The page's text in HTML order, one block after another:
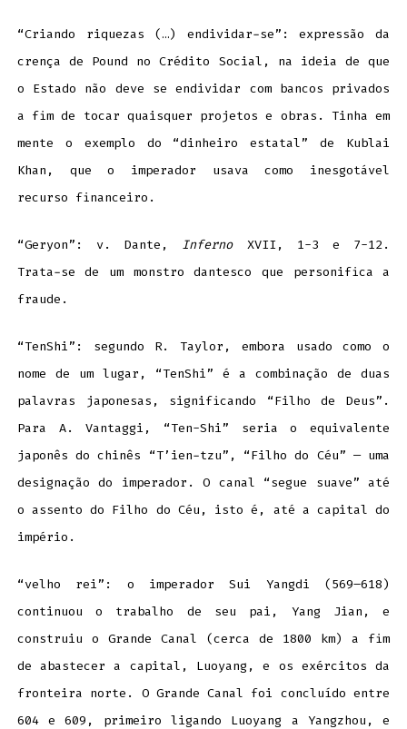
“Criando riquezas (…) endividar-se”: expressão da
crença de Pound no Crédito Social, na ideia de que
o Estado não deve se endividar com bancos privados
a fim de tocar quaisquer projetos e obras. Tinha em
mente o exemplo do “dinheiro estatal” de Kublai
Khan, que o imperador usava como inesgotável
recurso financeiro.
“Geryon”: v. Dante, Inferno XVII, 1-3 e 7-12.
Trata-se de um monstro dantesco que personifica a
fraude.
“TenShi”: segundo R. Taylor, embora usado como o
nome de um lugar, “TenShi” é a combinação de duas
palavras japonesas, significando “Filho de Deus”.
Para A. Vantaggi, “Ten-Shi” seria o equivalente
japonês do chinês “T’ien-tzu”, “Filho do Céu” — uma
designação do imperador. O canal “segue suave” até
o assento do Filho do Céu, isto é, até a capital do
império.
“velho rei”: o imperador Sui Yangdi (569–618)
continuou o trabalho de seu pai, Yang Jian, e
construiu o Grande Canal (cerca de 1800 km) a fim
de abastecer a capital, Luoyang, e os exércitos da
fronteira norte. O Grande Canal foi concluído entre
604 e 609, primeiro ligando Luoyang a Yangzhou, e